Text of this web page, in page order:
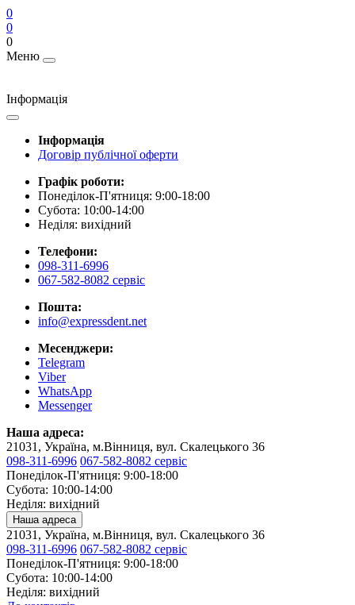
0
0
0
Меню
Інформація
Інформація
Договір публічної оферти
Графік роботи:
Понеділок-П'ятниця: 9:00-18:00
Субота: 10:00-14:00
Неділя: вихідний
Телефони:
098-311-6996
067-582-8082 сервіс
Пошта:
info@expressdent.net
Месенджери:
Telegram
Viber
WhatsApp
Messenger
Наша адреса:
21031, Україна, м.Вінниця, вул. Скалецького 36
098-311-6996 067-582-8082 сервіс
Понеділок-П'ятниця: 9:00-18:00
Субота: 10:00-14:00
Неділя: вихідний
Наша адреса
21031, Україна, м.Вінниця, вул. Скалецького 36
098-311-6996 067-582-8082 сервіс
Понеділок-П'ятниця: 9:00-18:00
Субота: 10:00-14:00
Неділя: вихідний